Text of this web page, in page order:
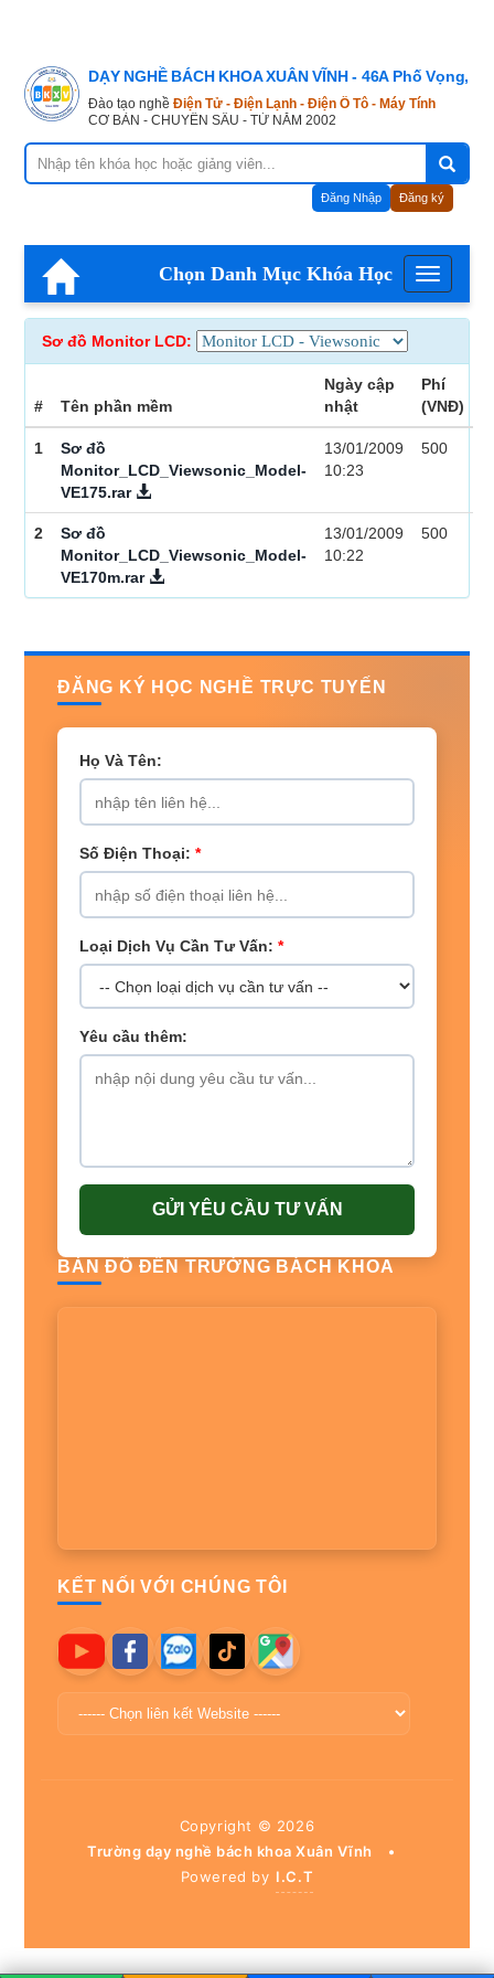
DẠY NGHỀ BÁCH KHOA XUÂN VĨNH - 46A Phố Vọng,
Đào tạo nghề Điện Tử - Điện Lạnh - Điện Ô Tô - Máy Tính
CƠ BẢN - CHUYÊN SÂU - TỪ NĂM 2002
Đăng Nhập Đăng ký
Menu
Chọn Danh Mục Khóa Học
Sơ đồ Monitor LCD:
# Tên phần mềm
Ngày cập
nhật
Phí
(VNĐ)
1
Sơ đồ
Monitor_LCD_Viewsonic_Model-
VE175.rar
13/01/2009
10:23
500
2
Sơ đồ
Monitor_LCD_Viewsonic_Model-
VE170m.rar
13/01/2009
10:22
500
ĐĂNG KÝ HỌC NGHỀ TRỰC TUYẾN
Họ Và Tên:
Số Điện Thoại: *
Loại Dịch Vụ Cần Tư Vấn: *
Yêu cầu thêm:
GỬI YÊU CẦU TƯ VẤN
BẢN ĐỒ ĐẾN TRƯỜNG BÁCH KHOA
KẾT NỐI VỚI CHÚNG TÔI
Copyright © 2026
Trường dạy nghề bách khoa Xuân Vĩnh
•
Powered by I.C.T